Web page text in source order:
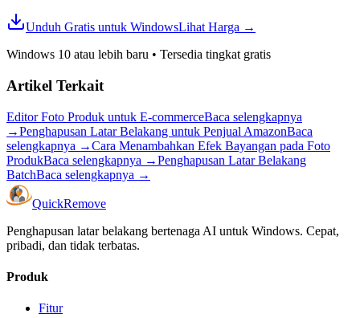
Unduh Gratis untuk WindowsLihat Harga →
Windows 10 atau lebih baru • Tersedia tingkat gratis
Artikel Terkait
Editor Foto Produk untuk E-commerceBaca selengkapnya
→Penghapusan Latar Belakang untuk Penjual AmazonBaca
selengkapnya →Cara Menambahkan Efek Bayangan pada Foto
ProdukBaca selengkapnya →Penghapusan Latar Belakang
BatchBaca selengkapnya →
QuickRemove
Penghapusan latar belakang bertenaga AI untuk Windows. Cepat,
pribadi, dan tidak terbatas.
Produk
Fitur